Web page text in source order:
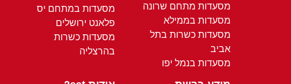
מסעדות מתחם שרונה
מסעדות בממילא
מסעדות כשרות בתל
אביב
מסעדות בנמל יפו
מסעדות במתחם יס
פלאנט ירושלים
מסעדות כשרות
בהרצליה